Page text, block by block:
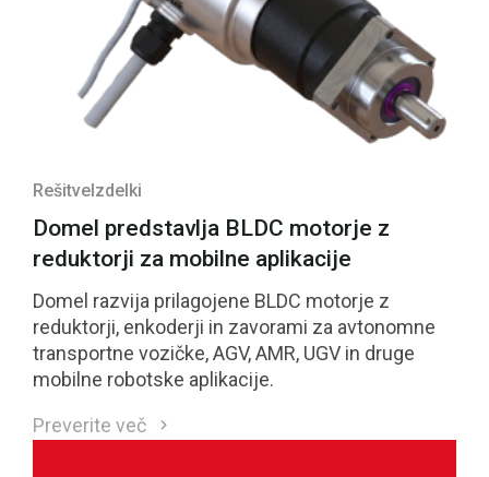
RešitveIzdelki
Domel predstavlja BLDC motorje z
reduktorji za mobilne aplikacije
Domel razvija prilagojene BLDC motorje z
reduktorji, enkoderji in zavorami za avtonomne
transportne vozičke, AGV, AMR, UGV in druge
mobilne robotske aplikacije.
Preverite več